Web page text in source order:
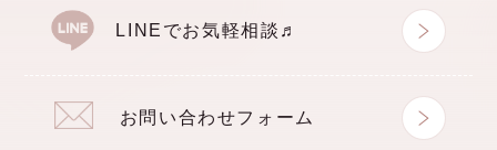
LINEでお気軽相談♬
お問い合わせフォーム